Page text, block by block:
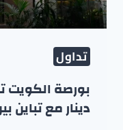
تداول
دينار مع